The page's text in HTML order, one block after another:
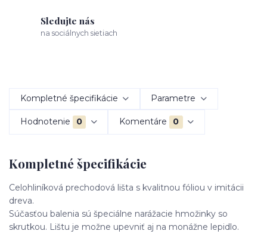
Sledujte nás
na sociálnych sietiach
Kompletné špecifikácie Parametre
Hodnotenie 0 Komentáre 0
Kompletné špecifikácie
Celohliníková prechodová lišta s kvalitnou fóliou v imitácii
dreva.
Súčasťou balenia sú špeciálne narážacie hmožinky so
skrutkou. Lištu je možne upevniť aj na monážne lepidlo.